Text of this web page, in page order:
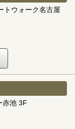
トウォーク名古屋
池 3F